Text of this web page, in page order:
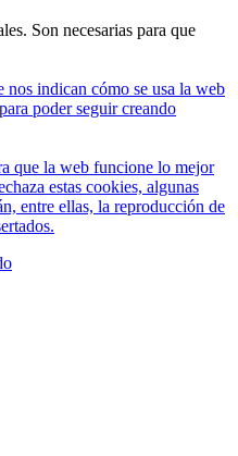
Son necesarias para que
nos indican cómo se usa la web
poder seguir creando
que la web funcione lo mejor
estas cookies, algunas
entre ellas, la reproducción de